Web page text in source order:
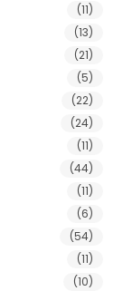
(11)
(13)
(21)
(5)
(22)
(24)
(11)
(44)
(11)
(6)
(54)
(11)
(10)